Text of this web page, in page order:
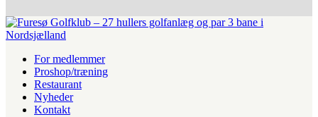
For medlemmer
Proshop/træning
Restaurant
Nyheder
Kontakt